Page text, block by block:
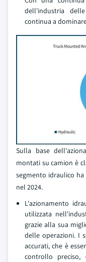
dell'industria
continua a
Sulla base
montati su camion è
segmento idraulico
nel 2024.
L'azionamento
utilizzata
grazie alla sua
delle operazioni. I
accurati, che è
controllo